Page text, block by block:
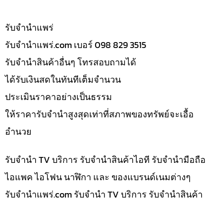
รับจํานำแพร่
รับจํานําแพร่.com เบอร์ 098 829 3515
รับจำนำสินค้าอื่นๆ โทรสอบถามได้
ได้รับเงินสดในทันทีเต็มจำนวน
ประเมินราคาอย่างเป็นธรรม
ให้ราคารับจำนำสูงสุดเท่าที่สภาพของทรัพย์จะเอื้อ
อำนวย
รับจำนำ TV บริการ รับจำนำสินค้าไอที รับจำนำมือถือ
ไอแพค ไอโฟน นาฬิกา และ ของแบรนด์เนมต่างๆ
รับจํานําแพร่.com รับจำนำ TV บริการ รับจำนำสินค้า